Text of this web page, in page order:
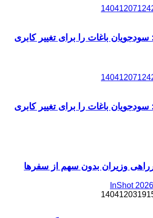
‌باغات را برای تغییر کابری
‌باغات را برای تغییر کابری
وزیران بدون سهم از سفرها